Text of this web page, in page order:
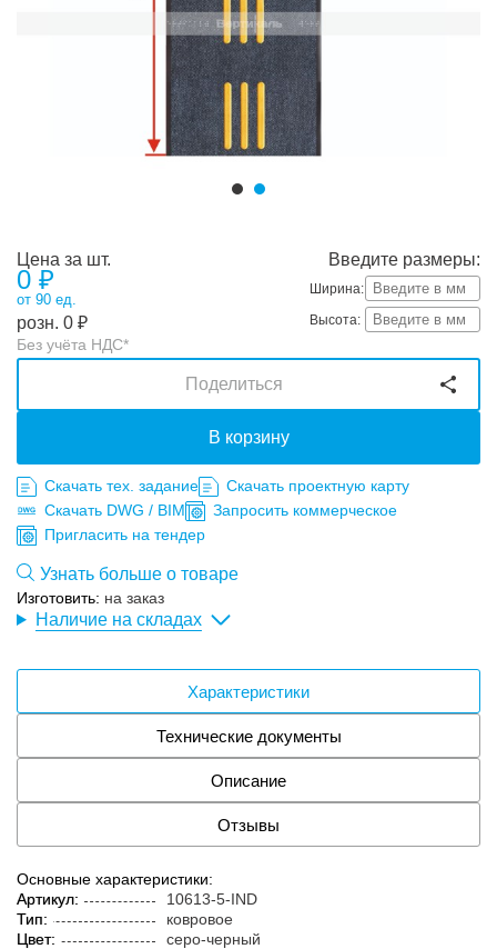
Введите размеры:
Ширина:
Высота:
Цена за шт.
0 ₽
от 90 ед.
розн. 0 ₽
Без учёта НДС*
Изготовить: на заказ
В корзину
Поделиться
Скачать тех. задание
Скачать проектную карту
Скачать DWG / BIM
Запросить коммерческое
Пригласить на тендер
Узнать больше о товаре
Наличие на складах
Характеристики
Технические документы
Описание
Отзывы
Основные характеристики:
Артикул:
10613-5-IND
Тип:
ковровое
Цвет:
серо-черный